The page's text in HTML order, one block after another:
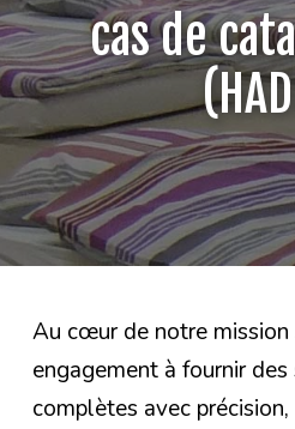
cas de
Au cœur de notre
engagement à fournir
complètes avec